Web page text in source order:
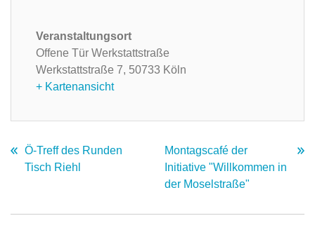
Veranstaltungsort
Offene Tür Werkstattstraße
Werkstattstraße 7, 50733 Köln
+ Kartenansicht
Ö-Treff des Runden
Tisch Riehl
Montagscafé der
Initiative "Willkommen in
der Moselstraße"